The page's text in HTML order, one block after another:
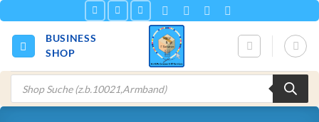
Inhalt
springen
BUSINESS
SHOP
Products
search